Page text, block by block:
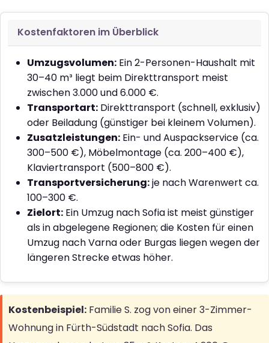
Kostenfaktoren im Überblick
Umzugsvolumen: Ein 2-Personen-Haushalt mit
30–40 m³ liegt beim Direkttransport meist
zwischen 3.000 und 6.000 €.
Transportart: Direkttransport (schnell, exklusiv)
oder Beiladung (günstiger bei kleinem Volumen).
Zusatzleistungen: Ein- und Auspackservice (ca.
300–500 €), Möbelmontage (ca. 200–400 €),
Klaviertransport (500–800 €).
Transportversicherung:je nach Warenwert ca.
100–300 €.
Zielort: Ein Umzug nach Sofia ist meist günstiger
als in abgelegene Regionen; die Kosten für einen
Umzug nach Varna oder Burgas liegen wegen der
längeren Strecke etwas höher.
Kostenbeispiel: Familie S. zog von einer 3-Zimmer-
Wohnung in Fürth-Südstadt nach Sofia. Das